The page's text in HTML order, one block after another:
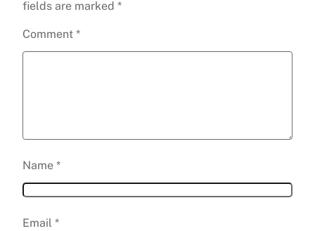
fields are marked *
Comment *
Name *
Email *